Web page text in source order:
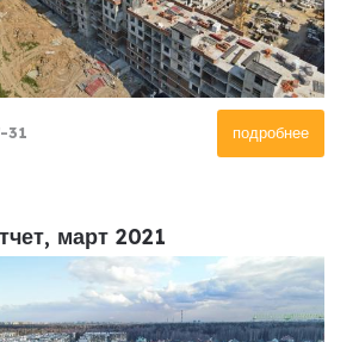
подробнее
31
март 2021